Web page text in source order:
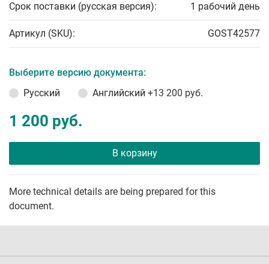
Срок поставки (русская версия): 1 рабочий день
Артикул (SKU): GOST42577
Выберите версию документа:
Русский
Английский +13 200 руб.
1 200 руб.
В корзину
More technical details are being prepared for this
document.